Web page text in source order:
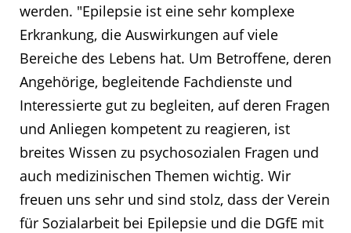
werden. "Epilepsie ist eine sehr komplexe
Erkrankung, die Auswirkungen auf viele
Bereiche des Lebens hat. Um Betroffene, deren
Angehörige, begleitende Fachdienste und
Interessierte gut zu begleiten, auf deren Fragen
und Anliegen kompetent zu reagieren, ist
breites Wissen zu psychosozialen Fragen und
auch medizinischen Themen wichtig. Wir
freuen uns sehr und sind stolz, dass der Verein
für Sozialarbeit bei Epilepsie und die DGfE mit